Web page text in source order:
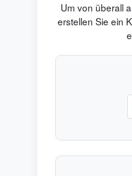
Um von überall
erstellen Sie ein